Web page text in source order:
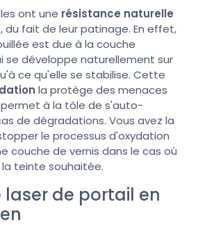
ont une résistance naturelle
, du fait de leur patinage. En effet,
est due à la couche
se développe naturellement sur
ce qu'elle se stabilise. Cette
la protège des menaces
à la tôle de s'auto-
de dégradations. Vous avez la
le processus d'oxydation
couche de vernis dans le cas où
teinte souhaitée.
laser de portail en